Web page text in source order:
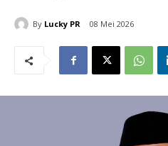
By Lucky PR 08 Mei 2026